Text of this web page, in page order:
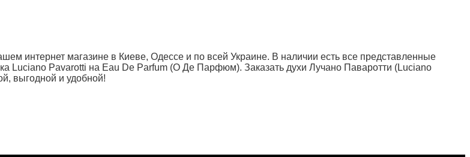
интернет магазине в Киеве, Одессе и по всей Украине. В наличии есть все представленные
Luciano Pavarotti на Eau De Parfum (О Де Парфюм). Заказать духи Лучано Паваротти (Luciano
выгодной и удобной!